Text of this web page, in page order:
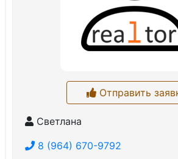
Отправить
Светлана
8 (964) 670-9792